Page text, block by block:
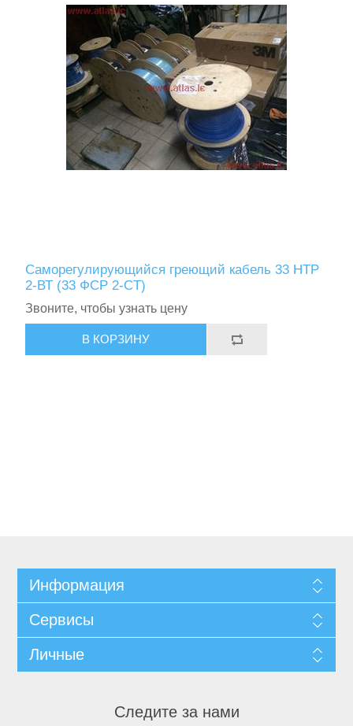
Саморегулирующийся греющий кабель 33 НТР
2-ВТ (33 ФСР 2-СT)
Звоните, чтобы узнать цену
Информация
Сервисы
Личные
Следите за нами